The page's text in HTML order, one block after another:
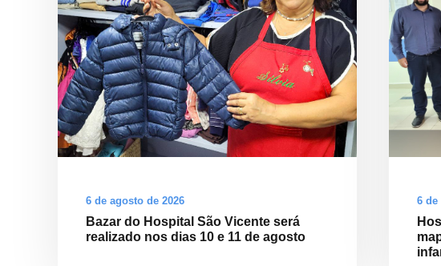
6 de agosto de 2026
Bazar do Hospital São Vicente será
realizado nos dias 10 e 11 de agosto
6 de